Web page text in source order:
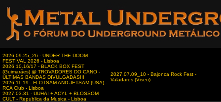
2026.09.25_26 - UNDER THE DOOM
FESTIVAL 2026 - Lisboa
2026.10.16/17 - BLACK BOX FEST
(Guimarães) @ TROVADORES DO CANO -
ÚLTIMAS BANDAS DIVULGADAS!!!
2026.11.19 - FLOTSAM AND JETSAM (USA) -
RCA Club - Lisboa
2027.03.31 - UUHAI + ACYL + BLOSSOM
CULT - Republica da Musica - Lisboa
2027.07.09_10 - Bajonca Rock Fest -
Valadares (Viseu)